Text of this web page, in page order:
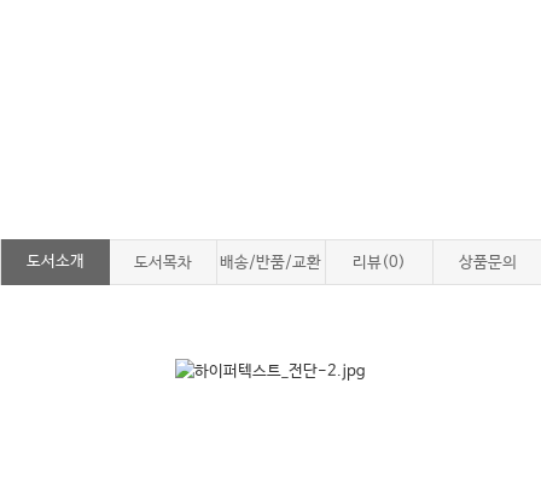
도서소개 도서목차 배송/반품/교환 리뷰(0) 상품문의